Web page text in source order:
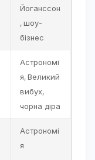
Йоганссон
, шоу-
бізнес
Астрономі
я, Великий
вибух,
чорна діра
Астрономі
я